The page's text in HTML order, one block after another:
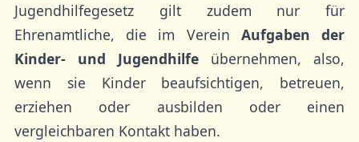
Jugendhilfegesetz gilt zudem nur für
Ehrenamtliche, die im Verein Aufgaben der
Kinder- und Jugendhilfe übernehmen, also,
wenn sie Kinder beaufsichtigen, betreuen,
erziehen oder ausbilden oder einen
vergleichbaren Kontakt haben.